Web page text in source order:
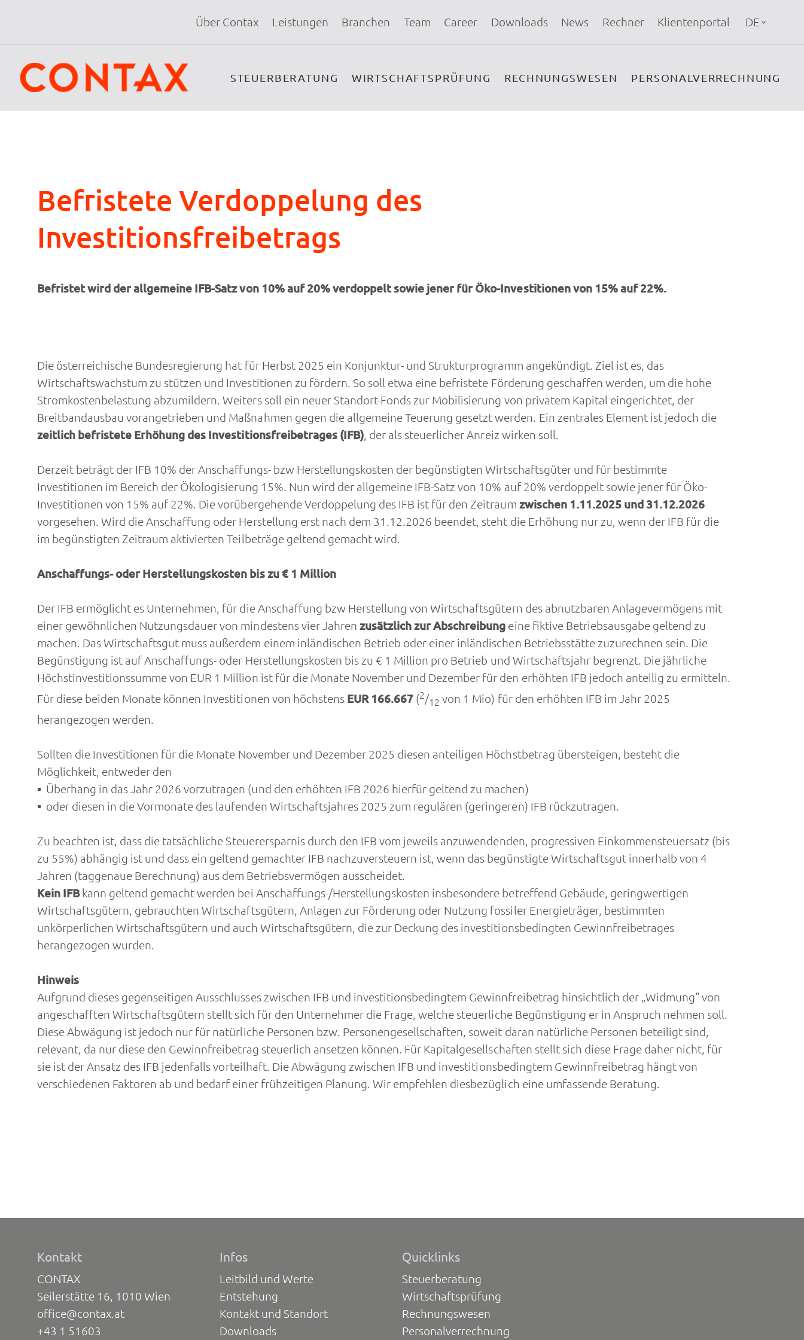
Über Contax Leistungen Branchen Team Career Downloads News Rechner Klientenportal DE
STEUERBERATUNG WIRTSCHAFTSPRÜFUNG RECHNUNGSWESEN PERSONALVERRECHNUNG
Befristete Verdoppelung des
Investitionsfreibetrags
Befristet wird der allgemeine IFB-Satz von 10% auf 20% verdoppelt sowie jener für Öko-Investitionen von 15% auf 22%.
Die österreichische Bundesregierung hat für Herbst 2025 ein Konjunktur- und Strukturprogramm angekündigt. Ziel ist es, das
Wirtschaftswachstum zu stützen und Investitionen zu fördern. So soll etwa eine befristete Förderung geschaffen werden, um die hohe
Stromkostenbelastung abzumildern. Weiters soll ein neuer Standort-Fonds zur Mobilisierung von privatem Kapital eingerichtet, der
Breitbandausbau vorangetrieben und Maßnahmen gegen die allgemeine Teuerung gesetzt werden. Ein zentrales Element ist jedoch die
zeitlich befristete Erhöhung des Investitionsfreibetrages (IFB), der als steuerlicher Anreiz wirken soll.
Derzeit beträgt der IFB 10% der Anschaffungs- bzw Herstellungskosten der begünstigten Wirtschaftsgüter und für bestimmte
Investitionen im Bereich der Ökologisierung 15%. Nun wird der allgemeine IFB-Satz von 10% auf 20% verdoppelt sowie jener für Öko-
Investitionen von 15% auf 22%. Die vorübergehende Verdoppelung des IFB ist für den Zeitraum zwischen 1.11.2025 und 31.12.2026
vorgesehen. Wird die Anschaffung oder Herstellung erst nach dem 31.12.2026 beendet, steht die Erhöhung nur zu, wenn der IFB für die
im begünstigten Zeitraum aktivierten Teilbeträge geltend gemacht wird.
Anschaffungs- oder Herstellungskosten bis zu € 1 Million
Der IFB ermöglicht es Unternehmen, für die Anschaffung bzw Herstellung von Wirtschaftsgütern des abnutzbaren Anlagevermögens mit
einer gewöhnlichen Nutzungsdauer von mindestens vier Jahren zusätzlich zur Abschreibung eine fiktive Betriebsausgabe geltend zu
machen. Das Wirtschaftsgut muss außerdem einem inländischen Betrieb oder einer inländischen Betriebsstätte zuzurechnen sein. Die
Begünstigung ist auf Anschaffungs- oder Herstellungskosten bis zu € 1 Million pro Betrieb und Wirtschaftsjahr begrenzt. Die jährliche
Höchstinvestitionssumme von EUR 1 Million ist für die Monate November und Dezember für den erhöhten IFB jedoch anteilig zu ermitteln.
Für diese beiden Monate können Investitionen von höchstens EUR 166.667 (2/12 von 1 Mio) für den erhöhten IFB im Jahr 2025
herangezogen werden.
Sollten die Investitionen für die Monate November und Dezember 2025 diesen anteiligen Höchstbetrag übersteigen, besteht die
Möglichkeit, entweder den
Überhang in das Jahr 2026 vorzutragen (und den erhöhten IFB 2026 hierfür geltend zu machen)
oder diesen in die Vormonate des laufenden Wirtschaftsjahres 2025 zum regulären (geringeren) IFB rückzutragen.
Zu beachten ist, dass die tatsächliche Steuerersparnis durch den IFB vom jeweils anzuwendenden, progressiven Einkommensteuersatz (bis
zu 55%) abhängig ist und dass ein geltend gemachter IFB nachzuversteuern ist, wenn das begünstigte Wirtschaftsgut innerhalb von 4
Jahren (taggenaue Berechnung) aus dem Betriebsvermögen ausscheidet.
Kein IFBkann geltend gemacht werden bei Anschaffungs-/Herstellungskosten insbesondere betreffend Gebäude, geringwertigen
Wirtschaftsgütern, gebrauchten Wirtschaftsgütern, Anlagen zur Förderung oder Nutzung fossiler Energieträger, bestimmten
unkörperlichen Wirtschaftsgütern und auch Wirtschaftsgütern, die zur Deckung des investitionsbedingten Gewinnfreibetrages
herangezogen wurden.
Hinweis
Aufgrund dieses gegenseitigen Ausschlusses zwischen IFB und investitionsbedingtem Gewinnfreibetrag hinsichtlich der „Widmung“ von
angeschafften Wirtschaftsgütern stellt sich für den Unternehmer die Frage, welche steuerliche Begünstigung er in Anspruch nehmen soll.
Diese Abwägung ist jedoch nur für natürliche Personen bzw. Personengesellschaften, soweit daran natürliche Personen beteiligt sind,
relevant, da nur diese den Gewinnfreibetrag steuerlich ansetzen können. Für Kapitalgesellschaften stellt sich diese Frage daher nicht, für
sie ist der Ansatz des IFB jedenfalls vorteilhaft. Die Abwägung zwischen IFB und investitionsbedingtem Gewinnfreibetrag hängt von
verschiedenen Faktoren ab und bedarf einer frühzeitigen Planung. Wir empfehlen diesbezüglich eine umfassende Beratung.
Kontakt
CONTAX
Seilerstätte 16, 1010 Wien
office@contax.at
+43 1 51603
Infos
Leitbild und Werte
Entstehung
Kontakt und Standort
Downloads
Quicklinks
Steuerberatung
Wirtschaftsprüfung
Rechnungswesen
Personalverrechnung